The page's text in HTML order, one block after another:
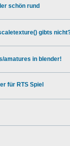
schön rund
gibts
amatures in blender!
für RTS Spiel